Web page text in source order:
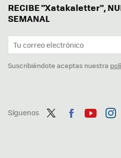
RECIBE "Xatakaletter",
SEMANAL
Suscribiéndote aceptas nuestra
Síguenos